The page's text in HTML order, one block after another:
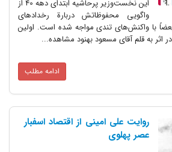
این نخست‌‌وزیر پرحاشیه‌ ابتدای دهه 40 از
واگویی محفوظاتش دربارة رخدادهای
با واکنش‌های تندی مواجه شده است. اولین
به قلم آقای مسعود بهنود مشاهده...
ادامه مطلب
روایت علی امینی از اقتصاد اسفبار
عصر پهلوی